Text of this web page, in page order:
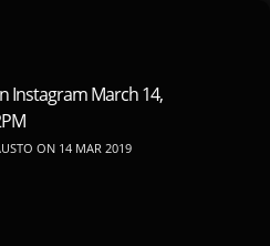
Instagram March 14,
ON 14 MAR 2019